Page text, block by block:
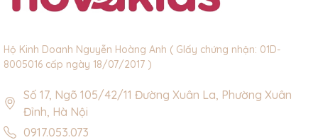
Hộ Kinh Doanh Nguyễn Hoàng Anh ( GIấy chứng nhận: 01D-
8005016 cấp ngày 18/07/2017 )
Số 17, Ngõ 105/42/11 Đường Xuân La, Phường Xuân
Đỉnh, Hà Nội
0917.053.073